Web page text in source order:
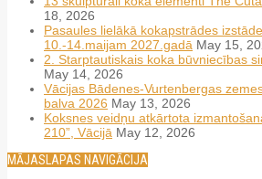
18, 2026
Pasaules lielākā kokapstrādes
10.-14.maijam 2027.gadā May 15,
2. Starptautiskais koka būvniecības
May 14, 2026
Vācijas Bādenes-Vurtenbergas
balva 2026 May 13, 2026
Koksnes veidņu atkārtota
210”, Vācijā May 12, 2026
MĀJASLAPAS NAVIGĀCIJA